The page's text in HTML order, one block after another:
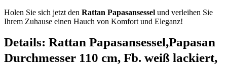
Holen Sie sich jetzt den Rattan Papasansessel und verleihen Sie
Ihrem Zuhause einen Hauch von Komfort und Eleganz!
Details: Rattan Papasansessel,Papasan
Durchmesser 110 cm, Fb. weiß lackiert,